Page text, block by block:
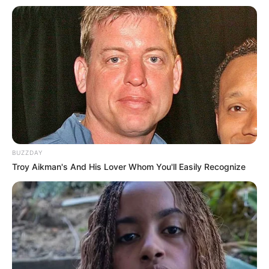
ευρώ.
Όσον αφορά τον τρόπο δράσης, ο 31χρονος
εισερχόταν, με τη συνδρομή έτερων συνεργών, σε
επαγγελματικούς χώρους στάθμευσης στην
περιοχή των Εξαρχείων και ακολούθως
παραβίαζε τους χώρους γραφείων, αποκτώντας
πρόσβαση στα κυτία αποθήκευσης των κλειδιών
των σταθμευμένων αυτοκινήτων και εν συνεχεία
αφαιρούσε τα εν λόγω οχήματα.
Στην κατοχή του βρέθηκε πλήθος κλειδιών
οχημάτων και -2- ασύρματοι τους οποίους
χρησιμοποιούσε για την επικοινωνία με τους
BUZZDAY
Troy Aikman's And His Lover Whom You'll Easily Recognize